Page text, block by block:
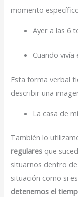
momento
Ayer a las 6
Cuando vivía
Esta forma verbal
describir una
La casa de
También lo
regulares que
situarnos dentro
situación como si
detenemos el